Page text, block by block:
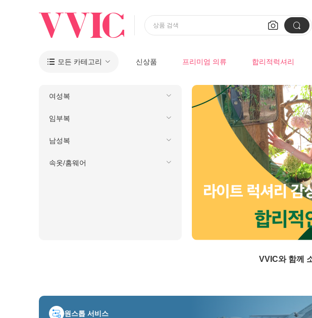
 
상품 검색
 모든 카테고리 신상품 프리미엄 의류 합리적럭셔리
여성복
임부복
남성복
속옷/홈웨어
VVIC와 함께
원스톱 서비스